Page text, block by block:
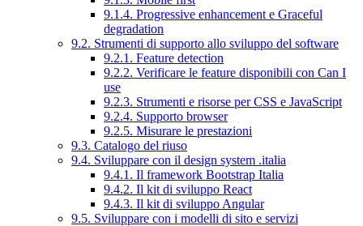
9.1.4. Progressive enhancement e Graceful
degradation
9.2. Strumenti di supporto allo sviluppo del software
9.2.1. Feature detection
9.2.2. Verificare le feature disponibili con Can I
use
9.2.3. Strumenti e risorse per CSS e JavaScript
9.2.4. Supporto browser
9.2.5. Misurare le prestazioni
9.3. Catalogo del riuso
9.4. Sviluppare con il design system .italia
9.4.1. Il framework Bootstrap Italia
9.4.2. Il kit di sviluppo React
9.4.3. Il kit di sviluppo Angular
9.5. Sviluppare con i modelli di sito e servizi